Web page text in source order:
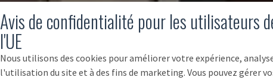
Avis de confidentialité pour les utilisateurs
l'UE
Nous utilisons des cookies pour améliorer votre expérience,
l'utilisation du site et à des fins de marketing. Vous pouvez gérer